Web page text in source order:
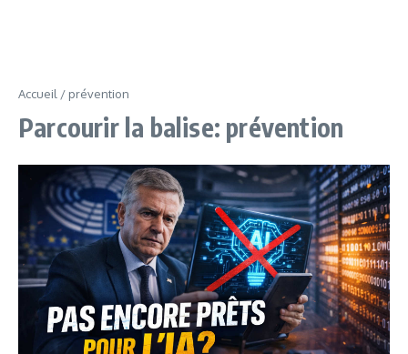
Accueil / prévention
Parcourir la balise: prévention